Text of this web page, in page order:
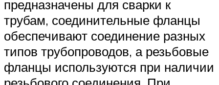
предназначены для сварки к
трубам, соединительные фланцы
обеспечивают соединение разных
типов трубопроводов, а резьбовые
фланцы используются при наличии